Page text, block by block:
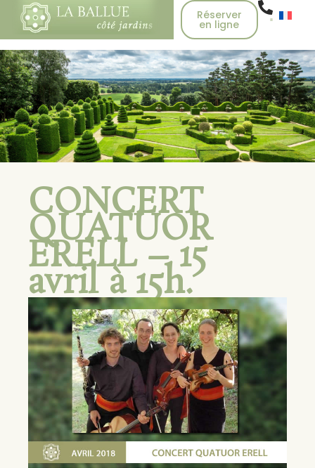
Réserver
en ligne
CONCERT
QUATUOR
ERELL – 15
avril à 15h.